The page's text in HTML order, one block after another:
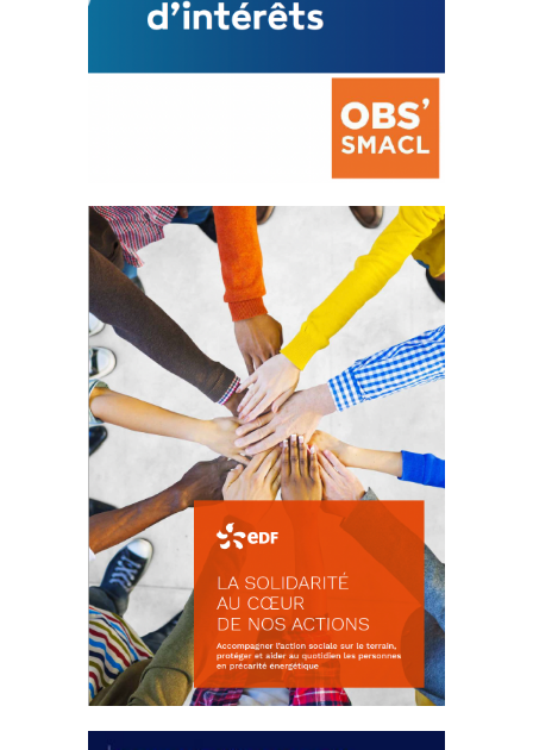
La prévention des conflits
d’intérêts
18 septembre 2023
FEUILLETER